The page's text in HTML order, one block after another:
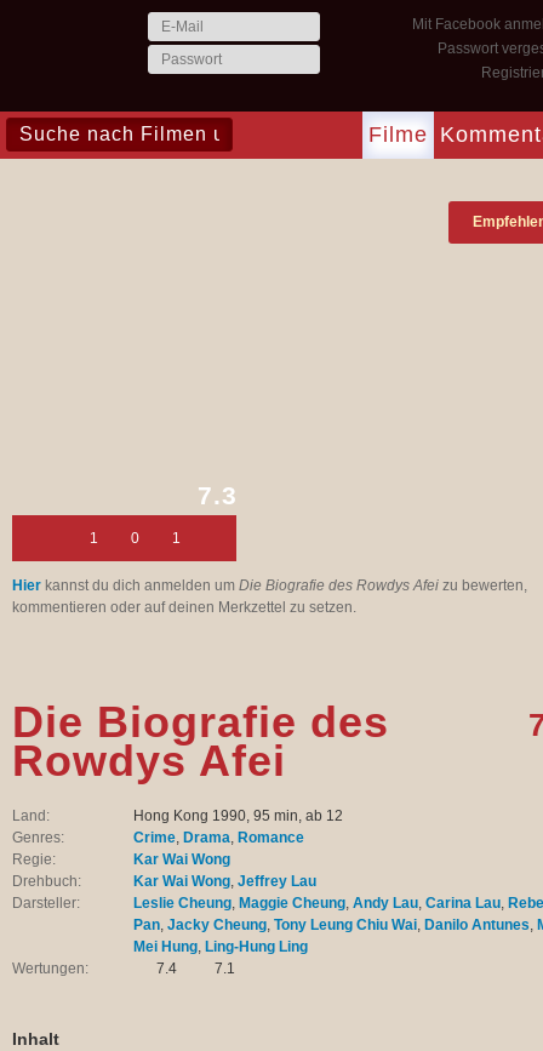
Mit Facebook
Passwort
Filme
7.3
1 0 1
Hier kannst du dich anmelden um Die Biografie des Rowdys Afei zu bewerten,
kommentieren oder auf deinen Merkzettel zu setzen.
Die Biografie des
Rowdys Afei
Land:
Hong Kong 1990, 95 min, ab 12
Genres:
Crime, Drama, Romance
Regie:
Kar Wai Wong
Drehbuch:
Kar Wai Wong, Jeffrey Lau
Darsteller:
Leslie Cheung, Maggie Cheung, Andy Lau, Carina Lau,
Pan, Jacky Cheung, Tony Leung Chiu Wai, Danilo Antunes,
Mei Hung, Ling-Hung Ling
Wertungen:
7.4 7.1
Inhalt